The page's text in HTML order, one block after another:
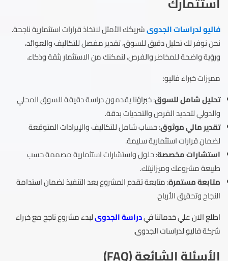
فاليو لدراسات الجدوىشريكك الأمثل لاتخاذ قرارات استثمارية ناجحة.
نحن نوفر لك تحليل دقيق للسوق، تقدير مفصل للتكاليف والعوائد،
ورؤية واضحة للمخاطر والفرص، لنمكنك من الاستثمار بثقة وذكاء.
مميزات خبراء فاليو:
تحليل شامل للسوق: خبراؤنا يقدمون دراسة دقيقة للسوق المحلي
والدولي لتحديد الفرص والتحديات بدقة.
تقدير مالي موثوق: حساب شامل للتكاليف والإيرادات المتوقعة
لضمان قرارات استثمارية سليمة.
استشارات مخصصة: حلول واستشارات استثمارية مصممة حسب
طبيعة مشروعك وميزانيتك.
متابعة مستمرة: متابعة تقدم المشروع بعد التنفيذ لضمان استدامة
النجاح وتحقيق الأرباح.
اطلع الان علي خدماتنا فيدراسة الجدوىلبدء مشروع ناجح مع خبراء
شركة فاليو لدراسات الجدوى.
الأسئلة الشائعة (FAQ)